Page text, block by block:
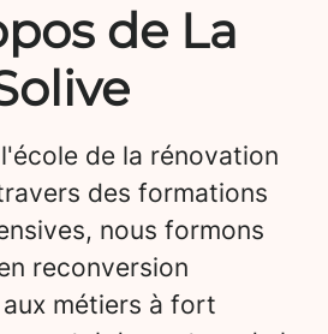
de La
de la rénovation
des formations
nous formons
reconversion
métiers à fort